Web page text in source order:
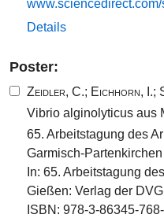
Details
Poster:
Zeidler, C.; Eichhorn, I.;
Vibrio alginolyticus aus
65. Arbeitstagung des
Garmisch-
In: 65. Arbeitstagung
Gießen: Verlag der
ISBN: 978-3-86345-